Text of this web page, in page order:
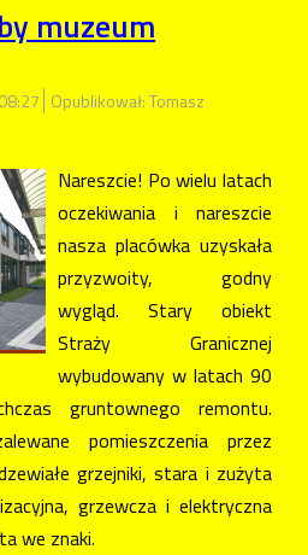
muzeum
Opublikował: Tomasz
Nareszcie! Po wielu latach
oczekiwania i nareszcie
nasza placówka uzyskała
przyzwoity, godny
wygląd. Stary obiekt
Straży Granicznej
wybudowany w latach 90
gruntownego remontu.
pomieszczenia przez
grzejniki, stara i zużyta
grzewcza i elektryczna
we znaki.